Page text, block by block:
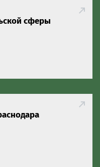
сферы